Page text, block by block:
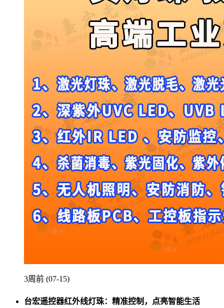
3周前 (07-15)
台宏遥控器红外线灯珠：精准控制，点亮智能生活